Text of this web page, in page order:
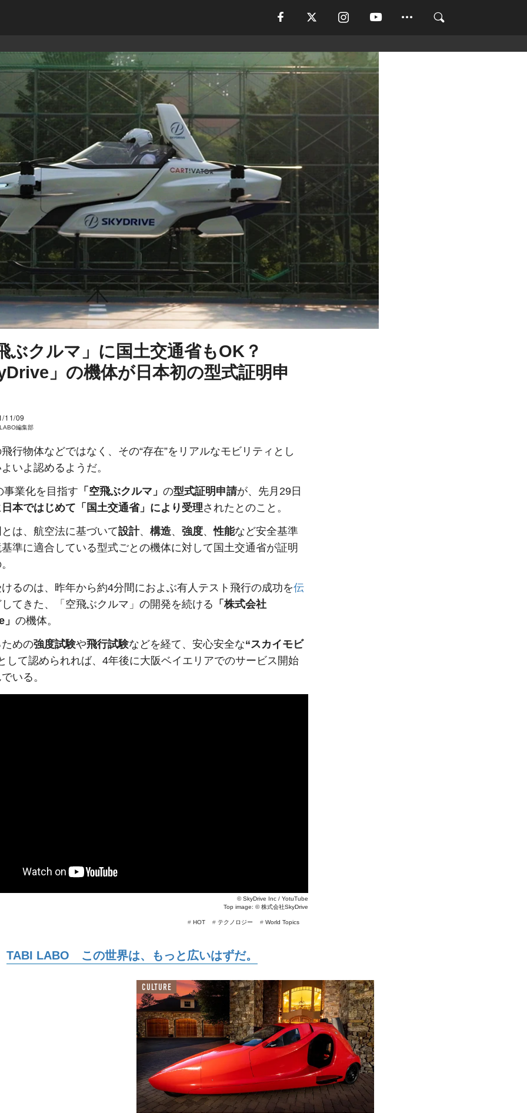
ぶクルマ」に国土交通省もOK？
」の機体が日本初の型式証明申
11/09
編集部
行物体などではなく、その“存在”をリアルなモビリティとし
いよ認めるようだ。
事業化を目指す 「空飛ぶクルマ」 の型式証明申請が、先月29日
日本ではじめて「国土交通省」により受理されたとのこと。
は、航空法に基づいて設計、 構造、 強度、性能など安全基準
準に適合している型式ごとの機体に対して国土交通省が証明
るのは、昨年から約4分間におよぶ有人テスト飛行の成功を伝
てきた、「空飛ぶクルマ」の開発を続ける 「株式会社
の機体。
めの強度試験や飛行試験などを経て、安心安全な“スカイモビ
して認められれば、4年後に大阪ベイエリアでのサービス開始
いる。
©SkyDrive Inc / YotuTube
Top image: ©株式会社SkyDrive
# World Topics
# テクノロジー
# HOT
TABI LABO この世界は、もっと広いはずだ。
CULTURE